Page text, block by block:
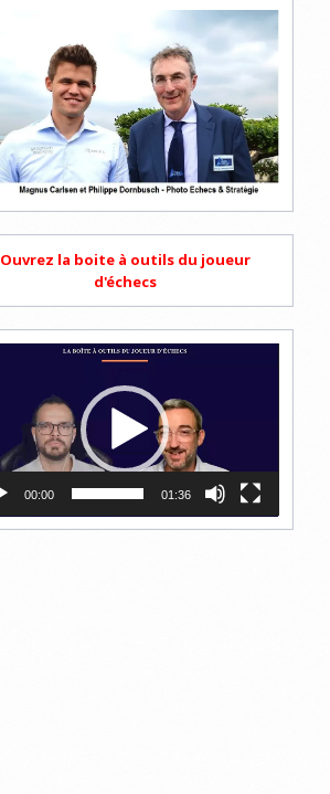
Ouvrez la boite à outils du joueur
d'échecs
00:00 01:36